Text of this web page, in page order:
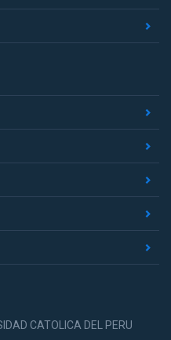
CATOLICA DEL PERU